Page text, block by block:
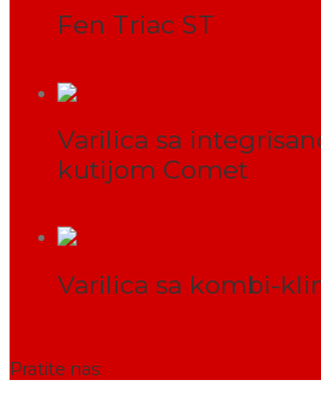
Fen Triac ST
Varilica sa
kutijom Comet
Varilica sa kombi-
Pratite nas: